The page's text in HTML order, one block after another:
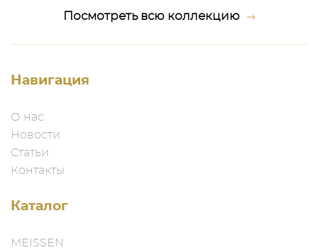
Посмотреть всю коллекцию
Навигация
О нас
Новости
Статьи
Контакты
Каталог
MEISSEN